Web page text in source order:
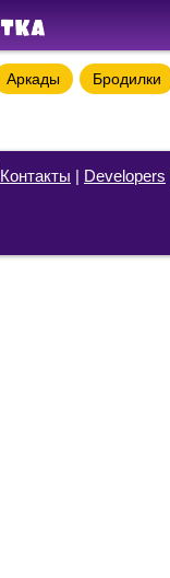
Аркады Бродилки
Контакты | Developers